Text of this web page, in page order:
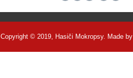
Copyright © 2019, Hasiči Mokropsy. Made by